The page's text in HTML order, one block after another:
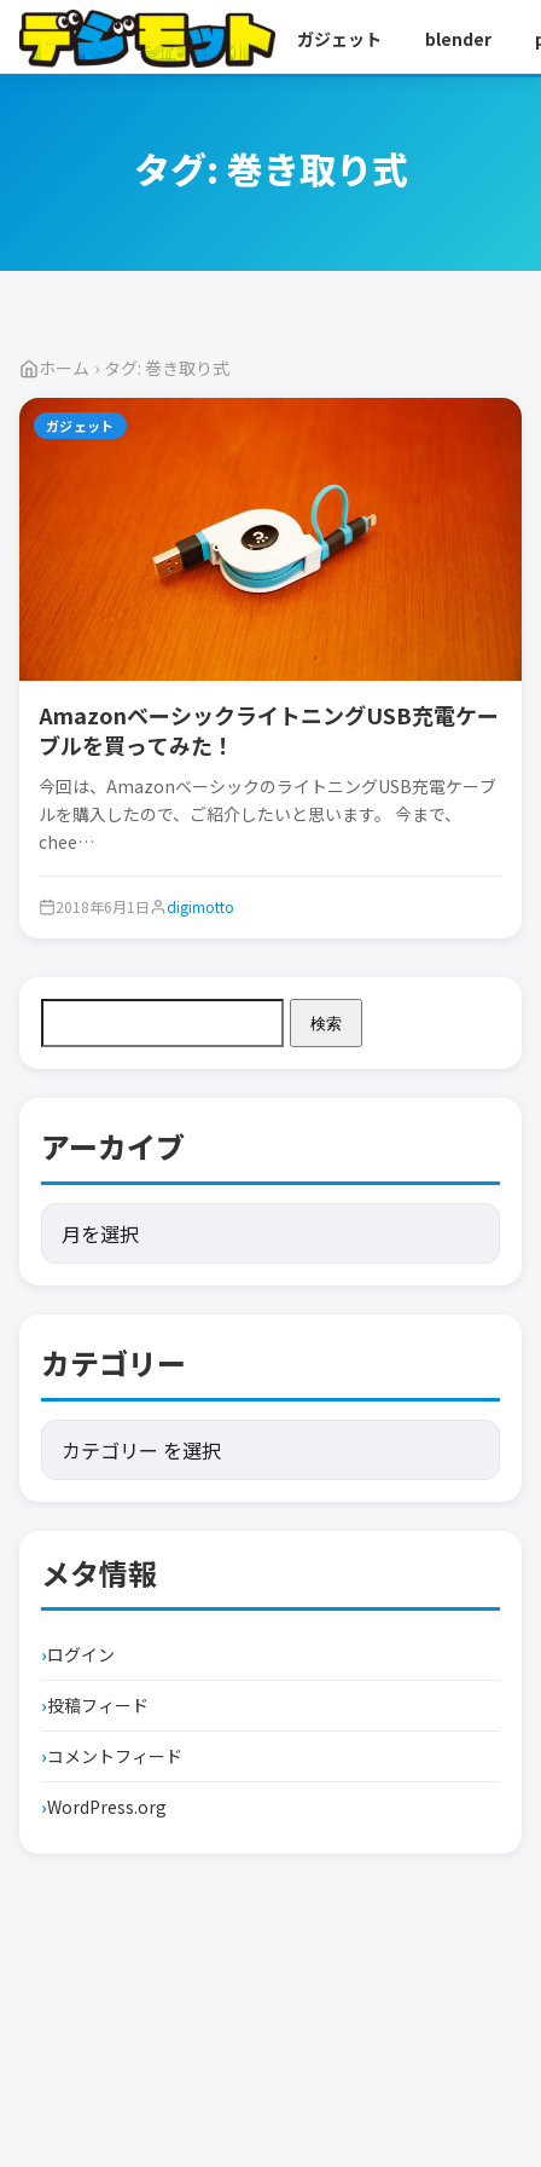
ガジェット blender
タグ: 巻き取り式
ホーム › タグ: 巻き取り式
ガジェット
AmazonベーシックライトニングUSB充電ケー
ブルを買ってみた！
今回は、AmazonベーシックのライトニングUSB充電ケーブ
ルを購入したので、ご紹介したいと思います。 今まで、
chee…
2018年6月1日 digimotto
検索
アーカイブ
カテゴリー
メタ情報
ログイン
投稿フィード
コメントフィード
WordPress.org